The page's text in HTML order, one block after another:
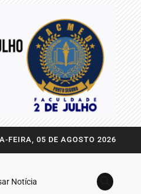
FEIRA, 05 DE AGOSTO 2026
Notícia